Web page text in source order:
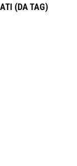
(DA TAG)